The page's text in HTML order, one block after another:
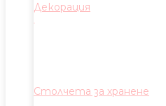
Декорация
Столчета за хранене